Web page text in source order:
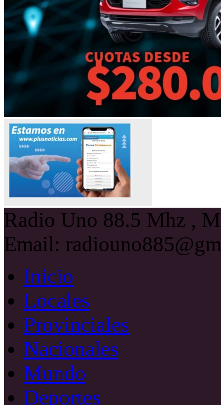
Radio Uno 88.5 Mhz ,
Email:
Inicio
Locales
Provinciales
Nacionales
Mundo
Deportes